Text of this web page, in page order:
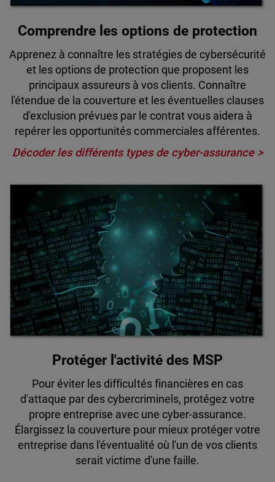
Comprendre les options de protection
Apprenez à connaître les stratégies de cybersécurité
et les options de protection que proposent les
principaux assureurs à vos clients. Connaître
l'étendue de la couverture et les éventuelles clauses
d'exclusion prévues par le contrat vous aidera à
repérer les opportunités commerciales afférentes.
Décoder les différents types de cyber-assurance >
Protéger l'activité des MSP
Pour éviter les difficultés financières en cas
d'attaque par des cybercriminels, protégez votre
propre entreprise avec une cyber-assurance.
Élargissez la couverture pour mieux protéger votre
entreprise dans l'éventualité où l'un de vos clients
serait victime d'une faille.